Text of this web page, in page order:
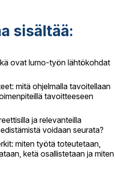
sisältää:
ovat lumo-työn lähtökohdat
mitä ohjelmalla tavoitellaan
tavoitteeseen
ja relevanteilla
voidaan seurata?
miten työtä toteutetaan,
ketä osallistetaan ja miten